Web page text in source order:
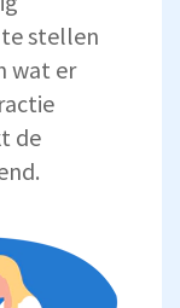
stellen
wat er
de